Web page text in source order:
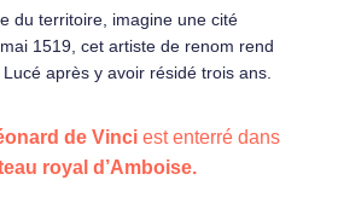
du territoire, imagine une cité
1519, cet artiste de renom rend
après y avoir résidé trois ans.
de Vinci est enterré dans
royal d’Amboise.